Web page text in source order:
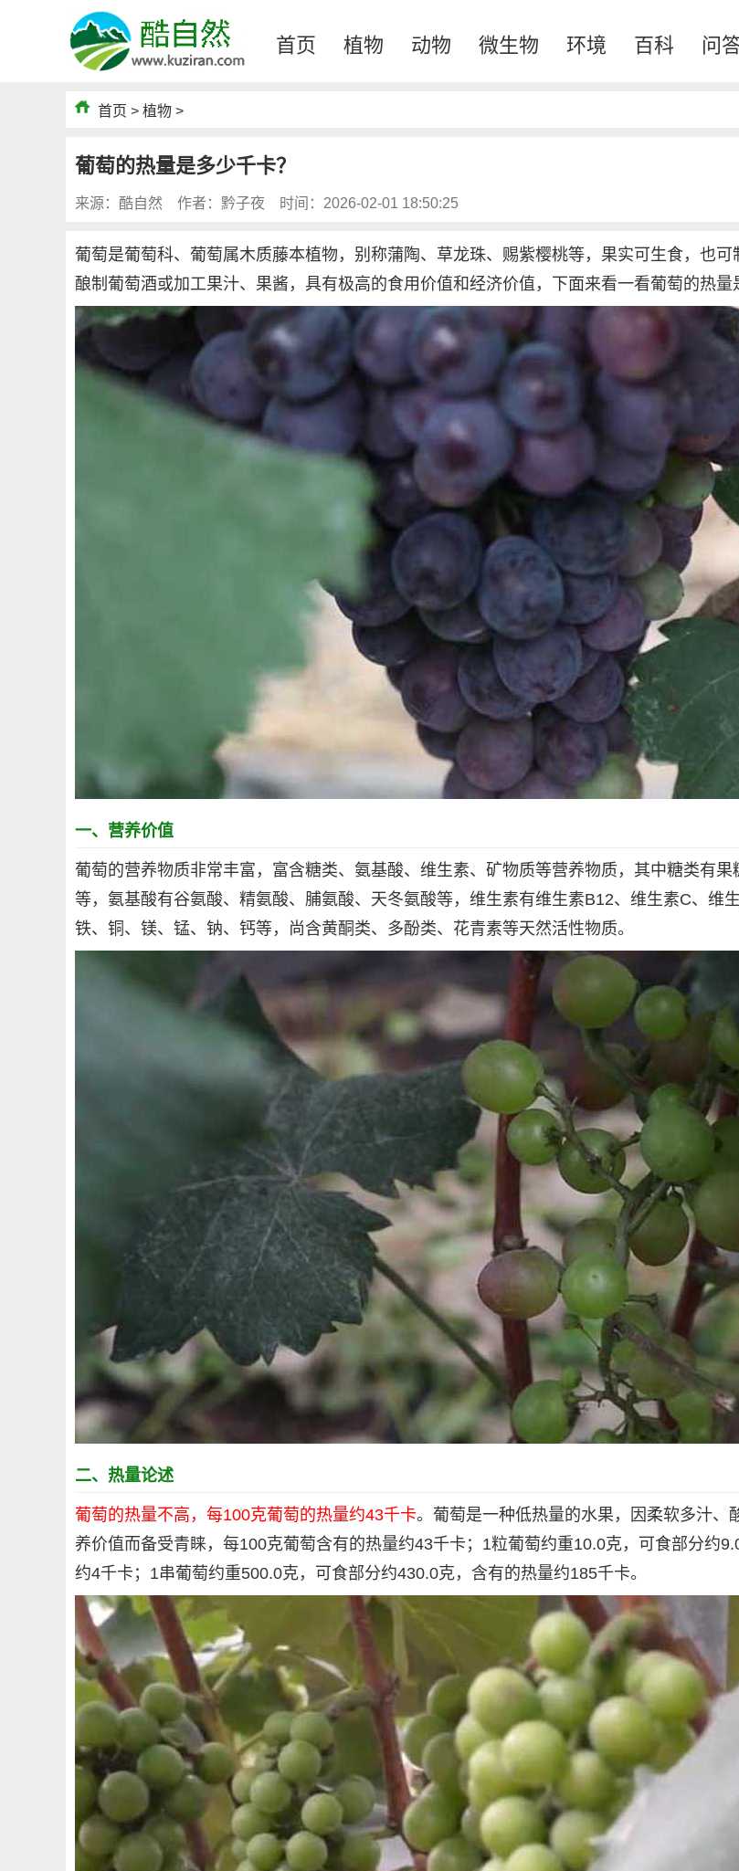
首页 植物 动物 微生物 环境 百科 问
首页 > 植物 >
葡萄的热量是多少千卡？
来源：酷自然 作者：黔子夜 时间：2026-02-01 18:50:25
葡萄是葡萄科、葡萄属木质藤本植物，别称蒲陶、草龙珠、赐紫樱桃等，果实可生食，也可
酿制葡萄酒或加工果汁、果酱，具有极高的食用价值和经济价值，下面来看一看葡萄的热量
一、营养价值
葡萄的营养物质非常丰富，富含糖类、氨基酸、维生素、矿物质等营养物质，其中糖类有果
等，氨基酸有谷氨酸、精氨酸、脯氨酸、天冬氨酸等，维生素有维生素B12、维生素C、维
铁、铜、镁、锰、钠、钙等，尚含黄酮类、多酚类、花青素等天然活性物质。
二、热量论述
葡萄的热量不高，每100克葡萄的热量约43千卡。葡萄是一种低热量的水果，因柔软多汁、
养价值而备受青睐，每100克葡萄含有的热量约43千卡；1粒葡萄约重10.0克，可食部分约
约4千卡；1串葡萄约重500.0克，可食部分约430.0克，含有的热量约185千卡。